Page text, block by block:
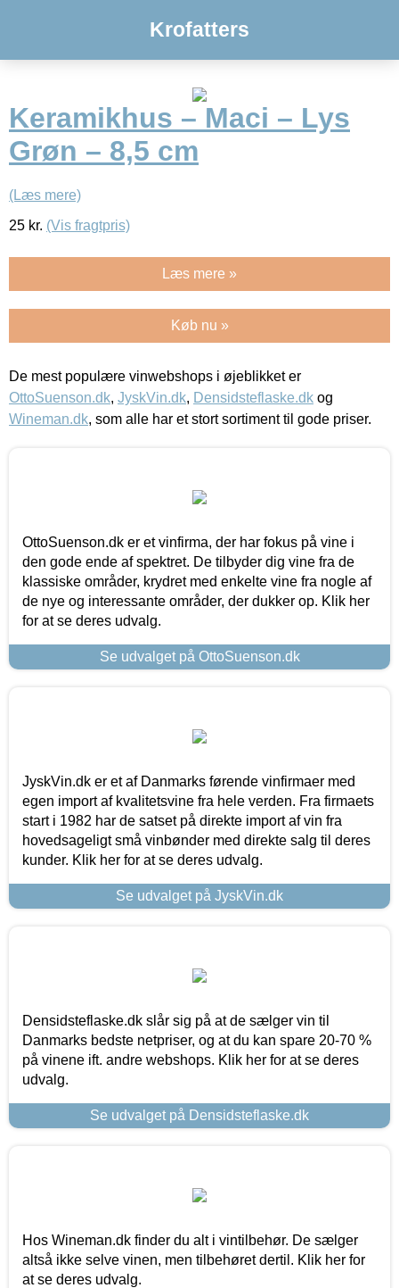
Krofatters
Keramikhus – Maci – Lys
Grøn – 8,5 cm
(Læs mere)
25 kr. (Vis fragtpris)
Læs mere »
Køb nu »
De mest populære vinwebshops i øjeblikket er
OttoSuenson.dk, JyskVin.dk, Densidsteflaske.dk og
Wineman.dk, som alle har et stort sortiment til gode priser.
OttoSuenson.dk er et vinfirma, der har fokus på vine i
den gode ende af spektret. De tilbyder dig vine fra de
klassiske områder, krydret med enkelte vine fra nogle af
de nye og interessante områder, der dukker op. Klik her
for at se deres udvalg.
Se udvalget på OttoSuenson.dk
JyskVin.dk er et af Danmarks førende vinfirmaer med
egen import af kvalitetsvine fra hele verden. Fra firmaets
start i 1982 har de satset på direkte import af vin fra
hovedsageligt små vinbønder med direkte salg til deres
kunder. Klik her for at se deres udvalg.
Se udvalget på JyskVin.dk
Densidsteflaske.dk slår sig på at de sælger vin til
Danmarks bedste netpriser, og at du kan spare 20-70 %
på vinene ift. andre webshops. Klik her for at se deres
udvalg.
Se udvalget på Densidsteflaske.dk
Hos Wineman.dk finder du alt i vintilbehør. De sælger
altså ikke selve vinen, men tilbehøret dertil. Klik her for
at se deres udvalg.